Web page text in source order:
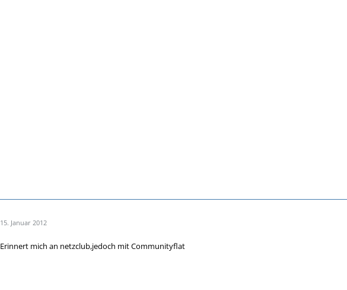
15. Januar 2012
Erinnert mich an netzclub,jedoch mit Communityflat